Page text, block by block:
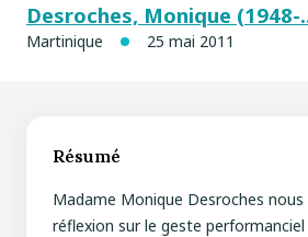
Desroches, Monique (1948-
Martinique 25 mai 2011
Résumé
Madame Monique Desroches
réflexion sur le geste